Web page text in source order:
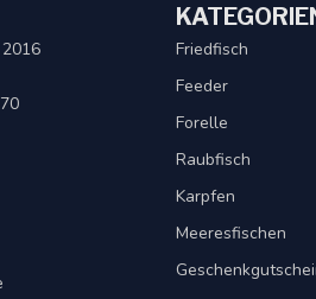
Friedfisch
Feeder
Forelle
Raubfisch
Karpfen
Meeresfischen